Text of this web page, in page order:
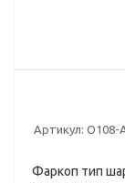
Артикул: O108-
Фаркоп тип